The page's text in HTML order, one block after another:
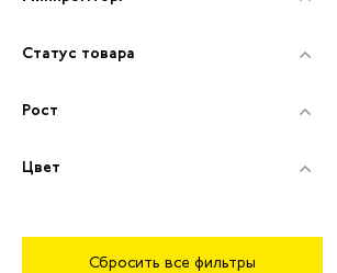
Статус товара
Рост
Цвет
Сбросить все фильтры